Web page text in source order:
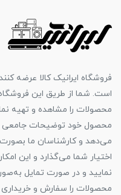
فروشگاه ایرانیک کالا عرضه
است. شما از طریق این
محصولات را مشاهده و تهیه
محصول خود توضیحات جامعی
می‌دهد و کارشناسان ما بصورت
اختیار شما می‌گذارد و این
نمایید و در صورت تمایل
محصولات را سفارش و خریداری